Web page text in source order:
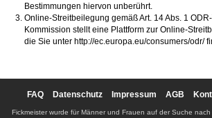
Bestimmungen hiervon unberührt.
Online-Streitbeilegung gemäß Art. 14 Abs. 1
Kommission stellt eine Plattform zur Online-
die Sie unter http://ec.europa.eu/consumers/odr/
FAQ Datenschutz Impressum AGB
Fickmeister wurde für Männer und Frauen auf der Suche